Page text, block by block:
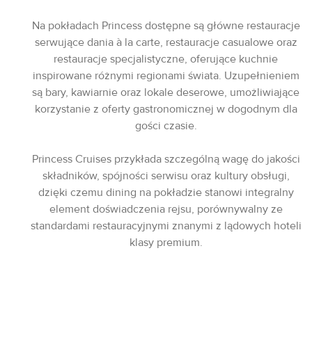
Na pokładach Princess dostępne są główne restauracje
serwujące dania à la carte, restauracje casualowe oraz
restauracje specjalistyczne, oferujące kuchnie
inspirowane różnymi regionami świata. Uzupełnieniem
są bary, kawiarnie oraz lokale deserowe, umożliwiające
korzystanie z oferty gastronomicznej w dogodnym dla
gości czasie.
Princess Cruises przykłada szczególną wagę do jakości
składników, spójności serwisu oraz kultury obsługi,
dzięki czemu dining na pokładzie stanowi integralny
element doświadczenia rejsu, porównywalny ze
standardami restauracyjnymi znanymi z lądowych hoteli
klasy premium.